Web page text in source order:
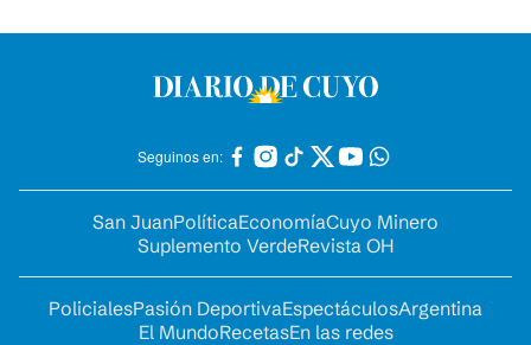
Seguinos en:
San JuanPolíticaEconomíaCuyo Minero
Suplemento VerdeRevista OH
PolicialesPasión DeportivaEspectáculosArgentina
El MundoRecetasEn las redes